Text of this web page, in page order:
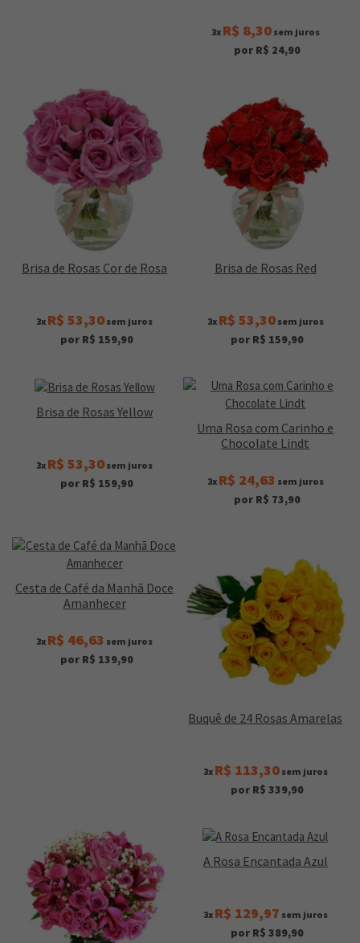
3x R$ 8,30sem juros
por R$ 24,90
Brisa de Rosas Cor de Rosa
3x R$ 53,30 sem juros
por R$ 159,90
Brisa de Rosas Red
3x R$ 53,30sem juros
por R$ 159,90
Brisa de Rosas Yellow
3x R$ 53,30 sem juros
por R$ 159,90
Uma Rosa com Carinho e
Chocolate Lindt
3x R$ 24,63 sem juros
por R$ 73,90
Cesta de Café da Manhã Doce
Amanhecer
3x R$ 46,63 sem juros
por R$ 139,90
Buquê de 24 Rosas Amarelas
3x R$ 113,30sem juros
por R$ 339,90
A Rosa Encantada Azul
3x R$ 129,97 sem juros
por R$ 389,90